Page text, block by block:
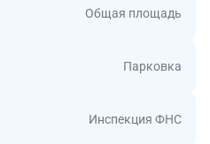
Общая площадь
Парковка
Инспекция ФНС